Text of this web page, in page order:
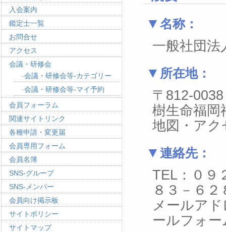
名称：
一般社団
所在地：
〒812-
樹生命福岡
地図・アク
連絡先：
TEL：０
８３－６２
メールア
ールフォー
入会案内
鑑定士一覧
お問合せ
アクセス
会議・研修会
会議・研修会等-カテゴリー
会議・研修会等-マイ予約
会員フォーラム
関連サイトリンク
各種申請・変更届
会員専用フォーム
会員名簿
SNS-グループ
SNS-メンバー
会員向け掲示板
サイトポリシー
サイトマップ